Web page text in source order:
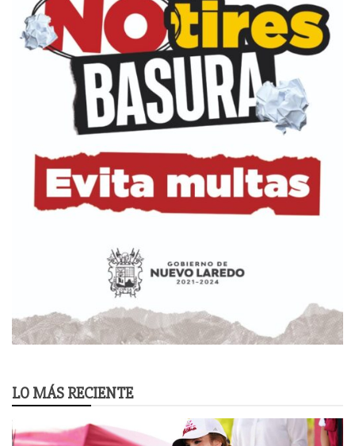
LO MÁS RECIENTE